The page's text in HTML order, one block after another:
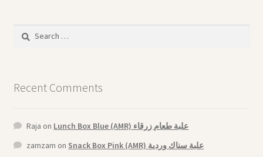
Recent Comments
Raja on
Lunch Box Blue (AMR) علبة طعام زرقاء
zamzam on Snack Box Pink (AMR) علبة سناك وردية